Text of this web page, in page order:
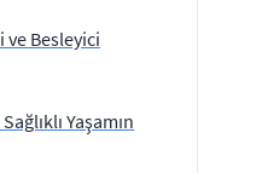
ve Besleyici
Yaşamın